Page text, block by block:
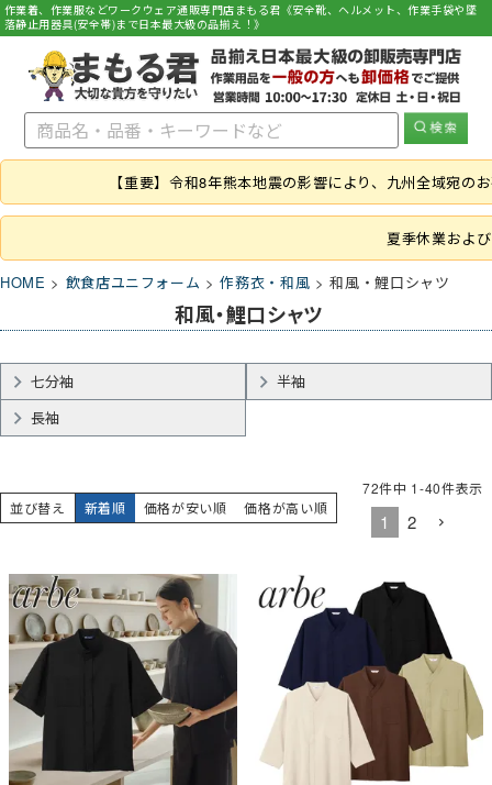
作業着、作業服などワークウェア通販専門店まもる君《安全靴、ヘルメット、作業手袋や墜
落静止用器具(安全帯)まで日本最大級の品揃え！》
【重要】令和8年熊本地震の影響により、九州全域宛
夏季休業およ
HOME 飲食店ユニフォーム 作務衣・和風 和風・鯉口シャツ
和風・鯉口シャツ
七分袖
半袖
長袖
並び替え 新着順 価格が安い順 価格が高い順
72件中 1-40件表示
1 2